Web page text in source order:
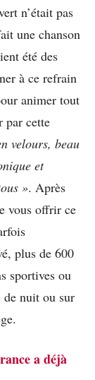
n’était pas
une chanson
été des
à ce refrain
animer tout
par cette
velours, beau
et
». Après
vous offrir ce
plus de 600
sportives ou
nuit ou sur
a déjà